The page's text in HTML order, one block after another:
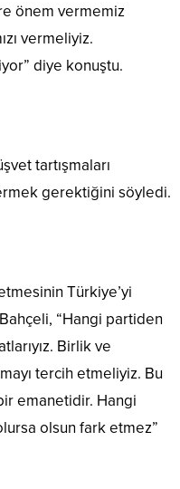
önem vermemiz
vermeliyiz.
diye konuştu.
tartışmaları
gerektiğini söyledi.
Türkiye’yi
Bahçeli, “Hangi partiden
Birlik ve
tercih etmeliyiz. Bu
emanetidir. Hangi
olsun fark etmez”